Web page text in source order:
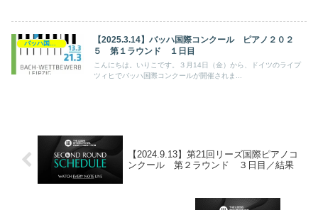
バッハ国際コンクール
【2025.3.14】バッハ国際コンクール ピアノ２０２
５ 第１ラウンド １日目
こんにちは。いりこです。３月14日（金）から、ドイツのライプ
ツィヒでバッハ国際コンクールが開催されま...
【2024.9.13】第21回リーズ国際ピアノコ
ンクール 第２ラウンド ３日目／結果